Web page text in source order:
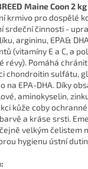
Maine Coon 2 kg
krmivo pro dospělé
srdeční činnosti -
argininu, EPA&
(vitamíny E a C, a
révy). Pomáhá
chondroitin sulfátu,
na EPA-DHA. Díky
aminokyselin,
kůže coby
a kráse srsti.
velkým čelistem
hygienu ústní